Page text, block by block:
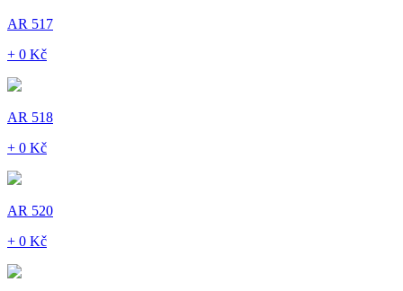
AR 517
+ 0 Kč
AR 518
+ 0 Kč
AR 520
+ 0 Kč